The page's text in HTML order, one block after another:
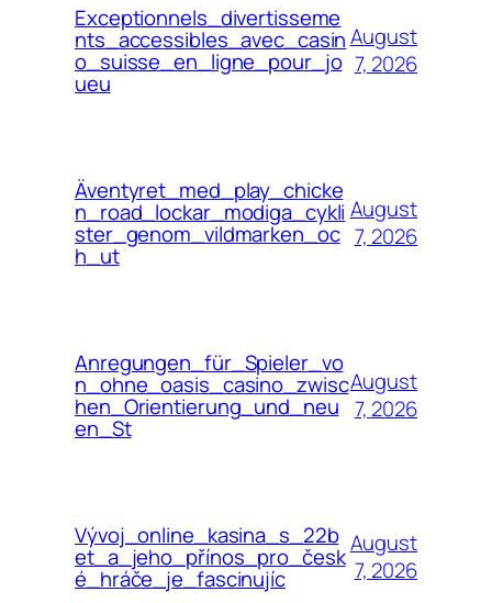
Exceptionnels_divertisseme
nts_accessibles_avec_casin
o_suisse_en_ligne_pour_jo
ueu
August
7, 2026
Äventyret_med_play_chicke
n_road_lockar_modiga_cykli
ster_genom_vildmarken_oc
h_ut
August
7, 2026
Anregungen_für_Spieler_vo
n_ohne_oasis_casino_zwisc
hen_Orientierung_und_neu
en_St
August
7, 2026
Vývoj_online_kasina_s_22b
et_a_jeho_přínos_pro_česk
é_hráče_je_fascinujíc
August
7, 2026